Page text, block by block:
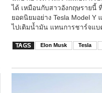
ได้ เหมือนกับสาวอังกฤษรายนี้
ยอดนิยมอย่าง Tesla Model Y
ไปเติมน้ำมัน แทนการชาร์จแบ
Elon Musk Tesla